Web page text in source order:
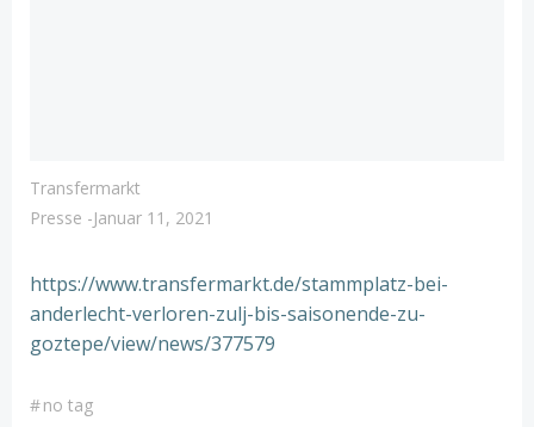
Transfermarkt
Presse -Januar 11, 2021
https://www.transfermarkt.de/stammplatz-bei-
anderlecht-verloren-zulj-bis-saisonende-zu-
goztepe/view/news/377579
#no tag